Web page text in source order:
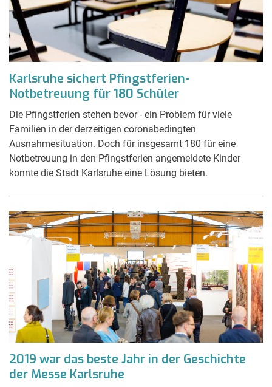
Karlsruhe sichert Pfingstferien-
Notbetreuung für 180 Schüler
Die Pfingstferien stehen bevor - ein Problem für viele
Familien in der derzeitigen coronabedingten
Ausnahmesituation. Doch für insgesamt 180 für eine
Notbetreuung in den Pfingstferien angemeldete Kinder
konnte die Stadt Karlsruhe eine Lösung bieten.
2019 war das beste Jahr in der Geschichte
der Messe Karlsruhe